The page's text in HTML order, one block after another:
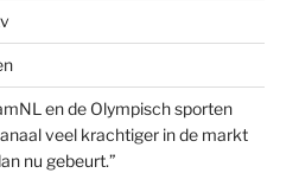
en de Olympisch sporten
veel krachtiger in de markt
nu gebeurt.”